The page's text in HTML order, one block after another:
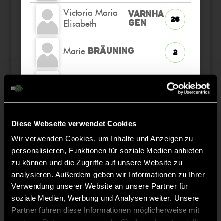
Diese Webseite verwendet Cookies
Wir verwenden Cookies, um Inhalte und Anzeigen zu
personalisieren, Funktionen für soziale Medien anbieten
zu können und die Zugriffe auf unsere Website zu
analysieren. Außerdem geben wir Informationen zu Ihrer
Verwendung unserer Website an unsere Partner für
soziale Medien, Werbung und Analysen weiter. Unsere
Partner führen diese Informationen möglicherweise mit
Victoria Maria
Elisabeth
VARNHA
GEN
26
Marie BRÄUNING 2
12
ETW
Luisa KORF 6
Staff